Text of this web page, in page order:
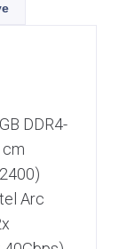
DDR4-
cm
Arc